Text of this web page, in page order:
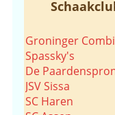
Groninger
Spassky's
De
JSV Sissa
SC Haren